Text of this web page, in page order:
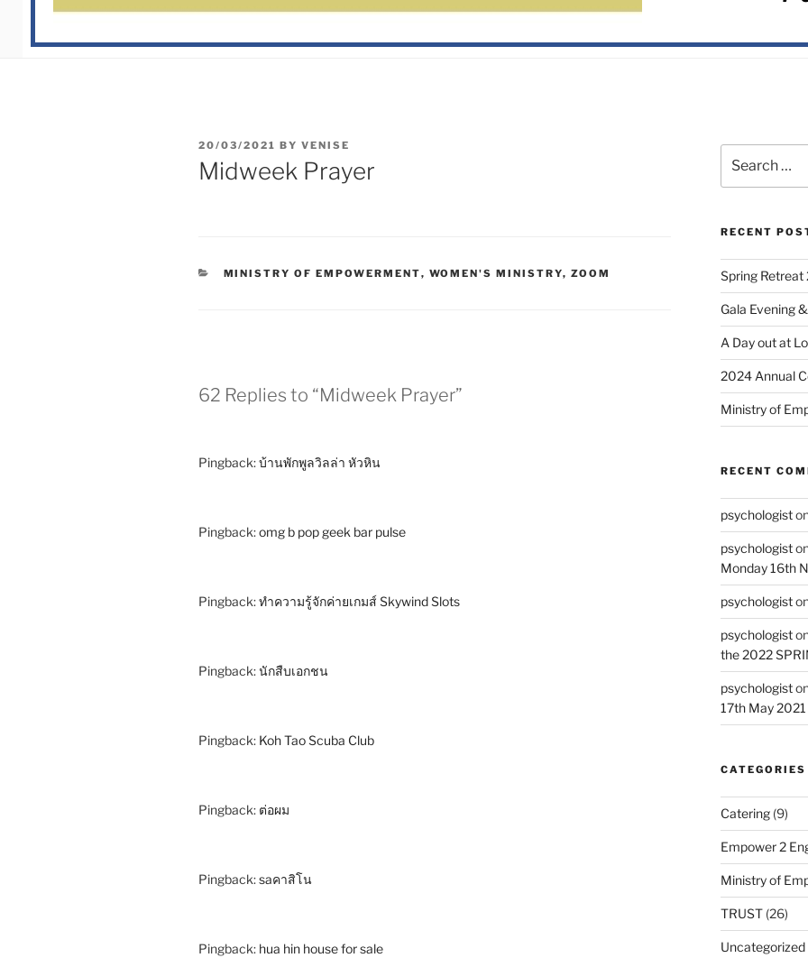
20/03/2021 BY VENISE
Midweek Prayer
MINISTRY OF EMPOWERMENT, WOMEN'S MINISTRY, ZOOM
62 Replies to “Midweek Prayer”
Pingback:บ้านพักพูลวิลล่า หัวหิน
Pingback:omg b pop geek bar pulse
Pingback:ทำความรู้จักค่ายเกมส์ Skywind Slots
Pingback:นักสืบเอกชน
Pingback: Koh Tao Scuba Club
Pingback: ต่อผม
Pingback:saคาสิโน
Pingback: hua hin house for sale
RECENT
Spring
Gala Evening
A Day out at
2024 Annual
Ministry of
RECENT
psychologist
psychologist
Monday 16th
psychologist
psychologist
the 2022
psychologist
17th May 2021
CATEGORIES
Catering(9)
Empower 2
Ministry of
TRUST(26)
Uncategorized